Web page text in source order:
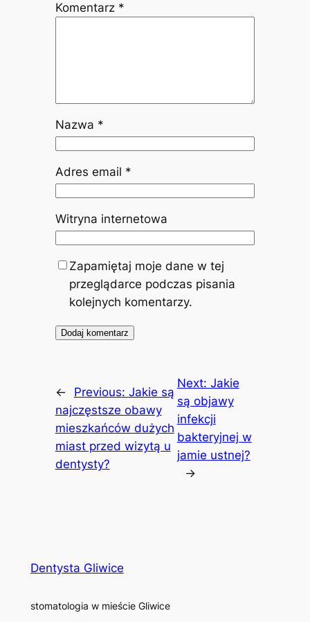
Komentarz *
Nazwa *
Adres email *
Witryna internetowa
Zapamiętaj moje dane w tej
przeglądarce podczas pisania
kolejnych komentarzy.
← Previous: Jakie są
najczęstsze obawy
mieszkańców dużych
miast przed wizytą u
dentysty?
Next: Jakie
są objawy
infekcji
bakteryjnej w
jamie ustnej?
→
Dentysta Gliwice
stomatologia w mieście Gliwice